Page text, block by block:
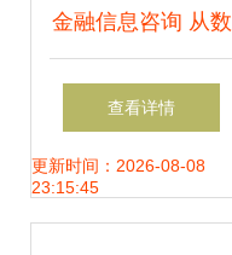
金融信息咨询 从数
据到价值的专业导
航
查看详情
更新时间：2026-08-08
23:15:45